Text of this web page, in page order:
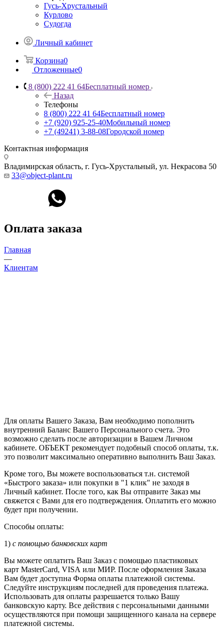
Гусь-Хрустальный
Курлово
Судогда
Личный кабинет
Корзина0
Отложенные0
8 (800) 222 41 64Бесплатный номер
Назад
Телефоны
8 (800) 222 41 64Бесплатный номер
+7 (920) 925-25-40Мобильный номер
+7 (49241) 3-88-08Городской номер
Контактная информация
Владимирская область, г. Гусь-Хрустальный, ул. Некрасова 50
33@object-plant.ru
Оплата заказа
Главная
—
Клиентам
Для оплаты Вашего Заказа, Вам необходимо пополнить
внутренний Баланс Вашего Персонального счета. Это
возможно сделать после авторизации в Вашем Личном
кабинете. ОБЪЕКТ рекомендует подобный способ оплаты, т.к.
это позволит максимально оперативно выполнить Ваш Заказ.
Кроме того, Вы можете воспользоваться т.н. системой
«Быстрого заказа» или покупки в "1 клик" не заходя в
Личный кабинет. После того, как Вы отправите Заказ мы
свяжется с Вами для его подтверждения. Оплатить его можно
будет при получении.
Способы оплаты:
1) с помощью банковских карт
Вы можете оплатить Ваш Заказ с помощью пластиковых
карт MasterCard, VISA или МИР. После оформления Заказа
Вам будет доступна Форма оплаты платежной системы.
Следуйте инструкциям последней для проведения платежа.
Использовать для оплаты разрешается только Вашу
банковскую карту. Все действия с персональными данными
осуществляются при помощи защищенного канала на сервере
платежной системы.